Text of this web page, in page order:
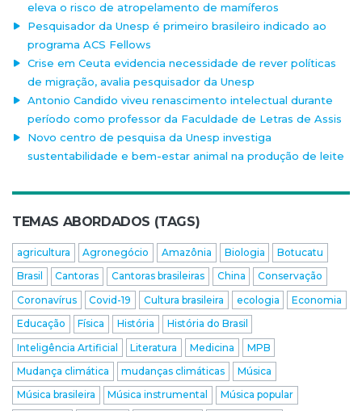
eleva o risco de atropelamento de mamíferos
Pesquisador da Unesp é primeiro brasileiro indicado ao
programa ACS Fellows
Crise em Ceuta evidencia necessidade de rever políticas
de migração, avalia pesquisador da Unesp
Antonio Candido viveu renascimento intelectual durante
período como professor da Faculdade de Letras de Assis
Novo centro de pesquisa da Unesp investiga
sustentabilidade e bem-estar animal na produção de leite
TEMAS ABORDADOS (TAGS)
agricultura Agronegócio Amazônia Biologia
Botucatu
Brasil
Cantoras Cantoras brasileiras China
Conservação
Coronavírus
Covid-19 Cultura brasileira ecologia
Economia
Educação
Física História
História do Brasil
Inteligência Artificial
Literatura Medicina
MPB
Mudança climática
mudanças climáticas
Música
Música brasileira
Música instrumental
Música popular